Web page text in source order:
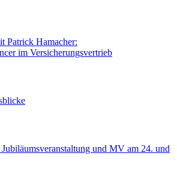
Patrick Hamacher:
im Versicherungsvertrieb
und MV am 24. und